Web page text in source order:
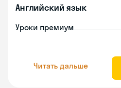
Английский язык
Уроки премиум
Читать дальше